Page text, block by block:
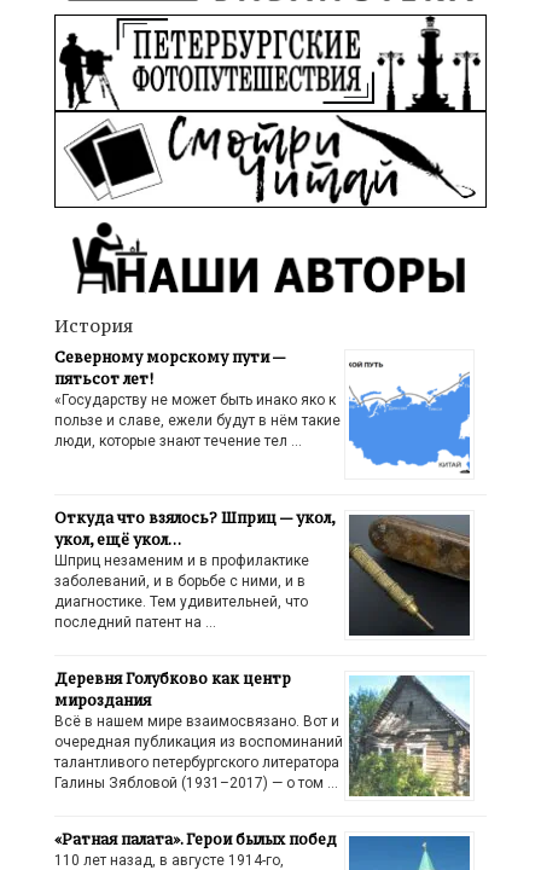
История
Северному морскому пути —
пятьсот лет!
«Государству не может быть инако яко к
пользе и славе, ежели будут в нём такие
люди, которые знают течение тел …
Откуда что взялось? Шприц — укол,
укол, ещё укол…
Шприц незаменим и в профилактике
заболеваний, и в борьбе с ними, и в
диагностике. Тем удивительней, что
последний патент на …
Деревня Голубково как центр
мироздания
Всё в нашем мире взаимосвязано. Вот и
очередная публикация из воспоминаний
талантливого петербургского литератора
Галины Зябловой (1931–2017) — о том …
«Ратная палата». Герои былых побед
110 лет назад, в августе 1914-го,